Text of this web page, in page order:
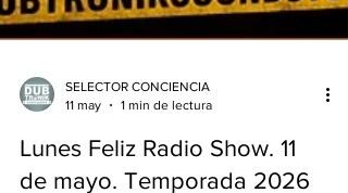
SELECTOR CONCIENCIA
Lunes Feliz Radio Show. 11